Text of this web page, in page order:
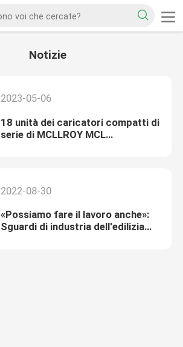
Notizie
2023-05-06
18 unità dei caricatori compatti di
serie di MCLLROY MCL
2022-08-30
«Possiamo fare il lavoro anche»:
Sguardi di industria dell'edilizia